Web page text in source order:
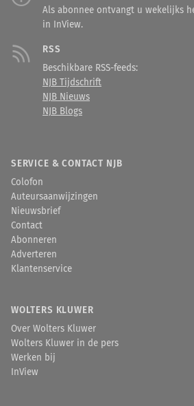
Als abonnee ontvangt u wekelijks
in InView.
RSS
Beschikbare RSS-feeds:
NJB Tijdschrift
NJB Nieuws
NJB Blogs
SERVICE & CONTACT NJB
Colofon
Auteursaanwijzingen
Nieuwsbrief
Contact
Abonneren
Adverteren
Klantenservice
WOLTERS KLUWER
Over Wolters Kluwer
Wolters Kluwer in de pers
Werken bij
InView